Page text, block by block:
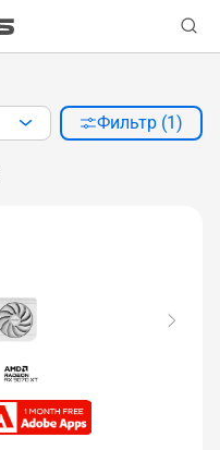
Фильтр (1)